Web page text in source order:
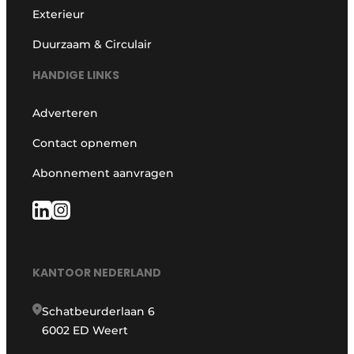
Exterieur
Duurzaam & Circulair
HANDIGE LINKS
Adverteren
Contact opnemen
Abonnement aanvragen
KANTOOR NEDERLAND
Schatbeurderlaan 6
6002 ED Weert